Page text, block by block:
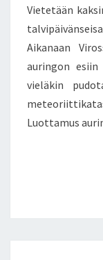
Vietetään
Aikanaan
auringon
vieläkin
Luottamus